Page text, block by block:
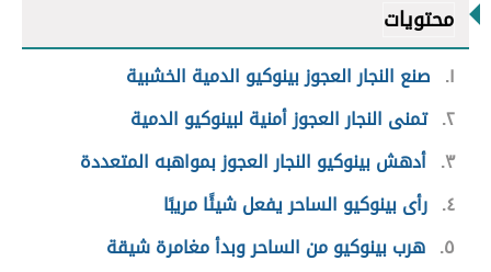
محتويات
١
صنع النجار العجوز بينوكيو الدمية الخشبية
٢ تمنى النجار العجوز أمنية لبينوكيو الدمية
٣ أدهش بينوكيو النجار العجوز بمواهبه المتعددة
٤ رأى بينوكيو الساحر يفعل شيئًا مريبًا
٥ هرب بينوكيو من الساحر وبدأ مغامرة شيقة